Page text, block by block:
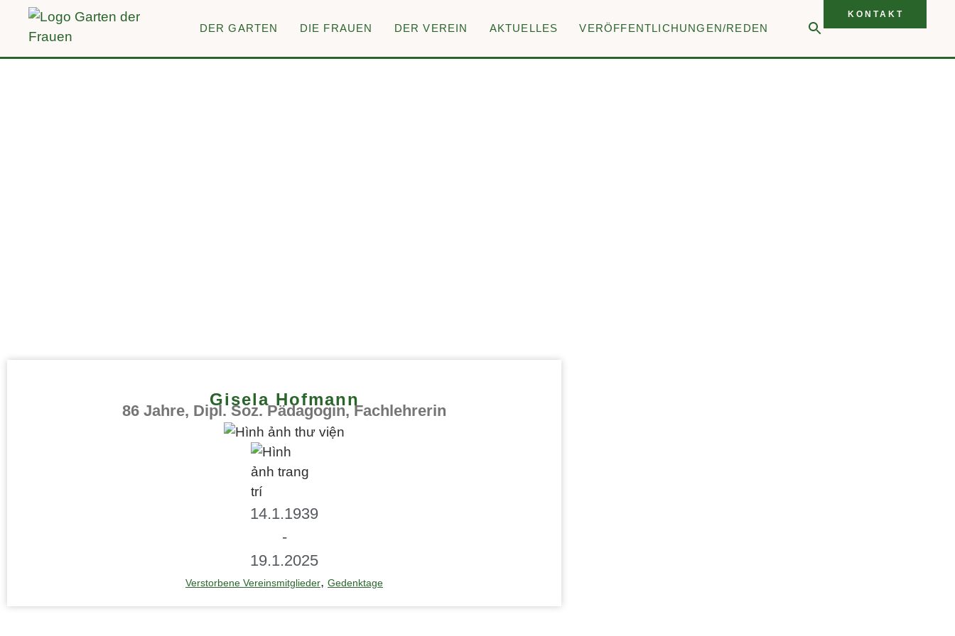
DER GARTEN DIE FRAUEN DER VEREIN AKTUELLES VERÖFFENTLICHUNGEN/REDEN
KONTAKT
Gisela Hofmann
86 Jahre, Dipl. Soz. Pädagogin, Fachlehrerin
14.1.1939
-
19.1.2025
Verstorbene Vereinsmitglieder, Gedenktage